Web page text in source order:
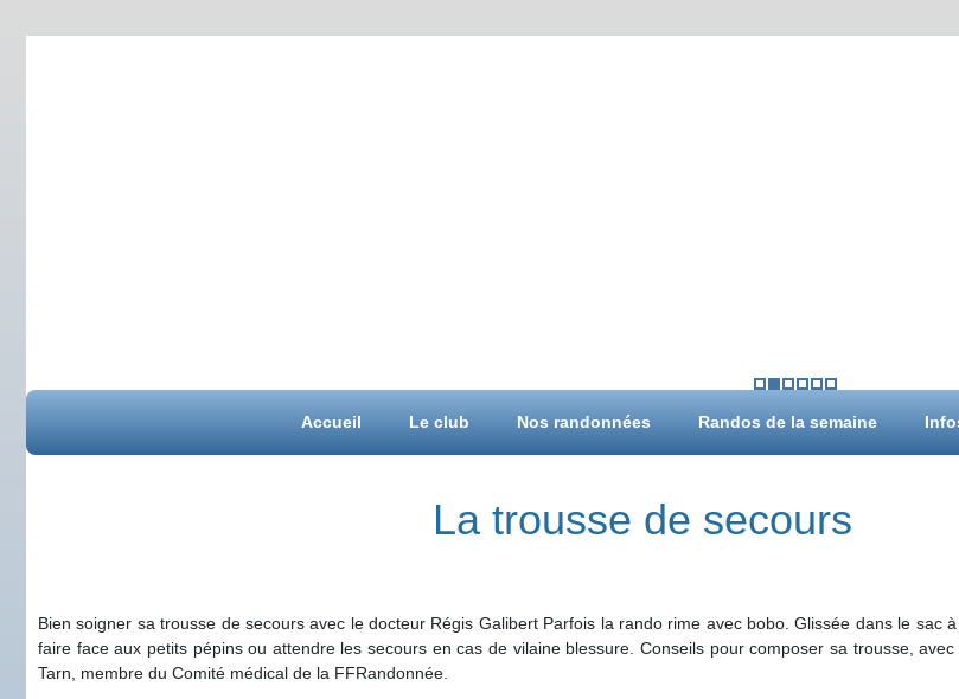
Accueil Le club Nos randonnées Randos de la semaine
La trousse de secours
Bien soigner sa trousse de secours avec le docteur Régis Galibert Parfois la rando rime avec bobo. Glissée dans le sac
faire face aux petits pépins ou attendre les secours en cas de vilaine blessure. Conseils pour composer sa trousse,
Tarn, membre du Comité médical de la FFRandonnée.